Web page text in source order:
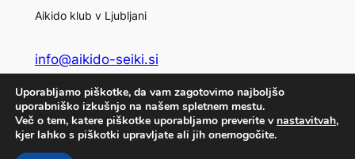
Aikido klub v Ljubljani
info@aikido-seiki.si
Privacy
Privacy Policy
Social
Facebook
Uporabljamo piškotke, da vam zagotovimo najboljšo
uporabniško izkušnjo na našem spletnem mestu.
Več o tem, katere piškotke uporabljamo preverite v nastavitvah,
kjer lahko s piškotki upravljate ali jih onemogočite.